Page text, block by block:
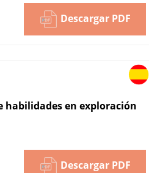
Descargar PDF
habilidades en exploración
Descargar PDF